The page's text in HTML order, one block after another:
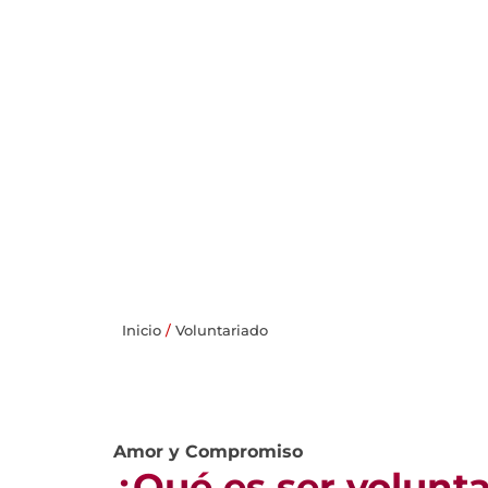
Seguimos
Inicio / Voluntariado
Amor y Compromiso